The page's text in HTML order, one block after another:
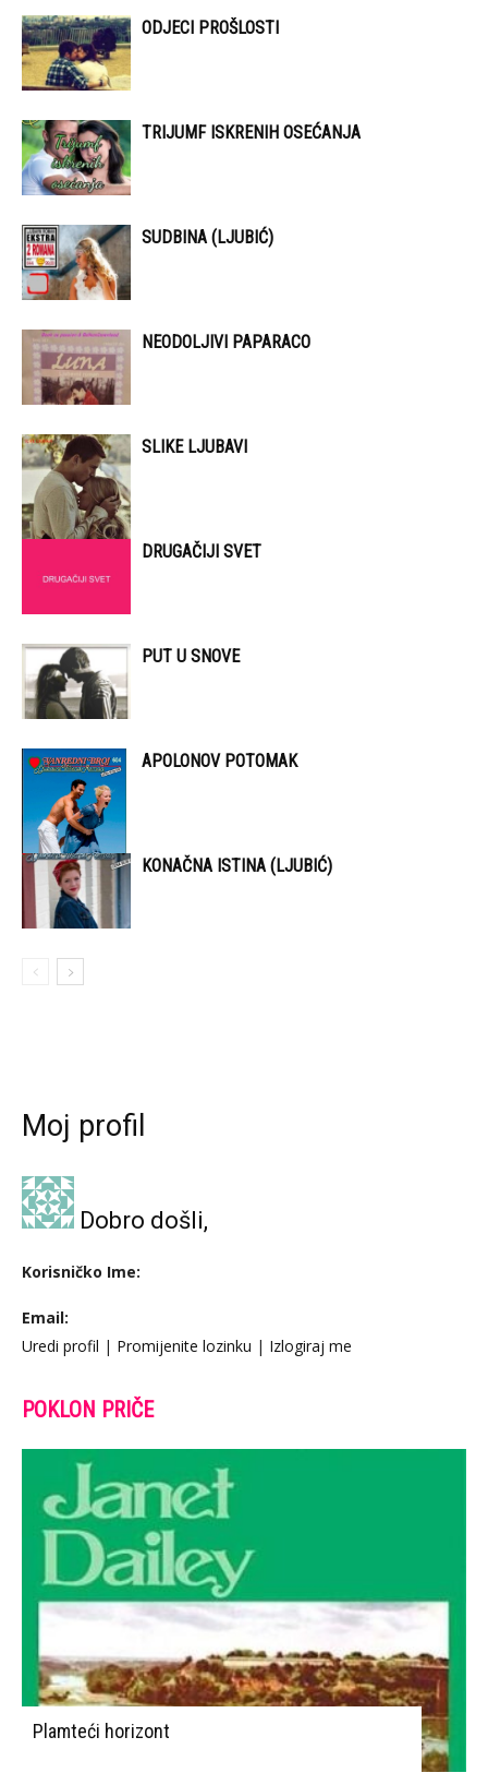
ODJECI PROŠLOSTI
TRIJUMF ISKRENIH OSEĆANJA
SUDBINA (LJUBIĆ)
NEODOLJIVI PAPARACO
SLIKE LJUBAVI
DRUGAČIJI SVET
PUT U SNOVE
APOLONOV POTOMAK
KONAČNA ISTINA (LJUBIĆ)
Moj profil
Dobro došli,
Korisničko Ime:
Email:
Uredi profil | Promijenite lozinku | Izlogiraj me
POKLON PRIČE
Plamteći horizont